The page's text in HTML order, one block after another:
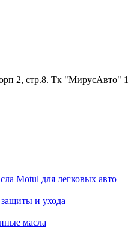
2, стр.8. Тк "МирусАвто" 1
Motul для легковых авто
и ухода
масла